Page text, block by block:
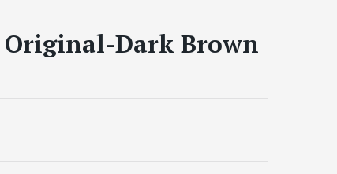
Original-Dark Brown